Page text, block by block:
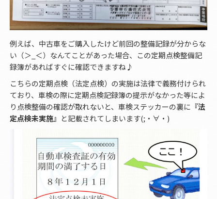
例えば、中古車をご購入したけど前回の整備記録が分からな
い（＞_＜）なんてことがあった場合、この定期点検整備記
録簿があればすぐに確認できますね♪
こちらの定期点検（法定点検）の実施は法律で義務付けられ
ており、車検の際に定期点検記録簿の提示がなかった等によ
り点検整備の確認が取れないと、車検ステッカーの裏に 『法
定点検未実施』 と記載されてしまいます(;・∀・)